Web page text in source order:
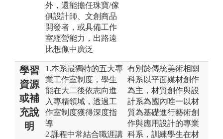
外，還能擔任珠寶/傢
俱設計師、文創商品
開發者，或具備工作
室經營能力，出路遠
比想像中廣泛
學習
資源
或補
充說
明
1.本系最獨特的五大專
業工作室制度，學生
能在大二後依志向進
入專精領域，透過工
作室制度獲得深度指
導
2.課程中常結合職涯講
有別於傳統美術相關
科系以平面媒材創作
為主，材質創作與設
計系為國內唯一以材
質為基礎進行藝術創
作與應用設計的專業
科系，訓練學生在材